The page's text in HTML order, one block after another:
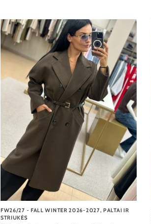
FW26/27 - FALL WINTER 2026-2027,PALTAI IR
STRIUKĖS